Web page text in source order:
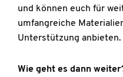
und können euch für
umfangreiche
Unterstützung anbieten.
Wie geht es dann